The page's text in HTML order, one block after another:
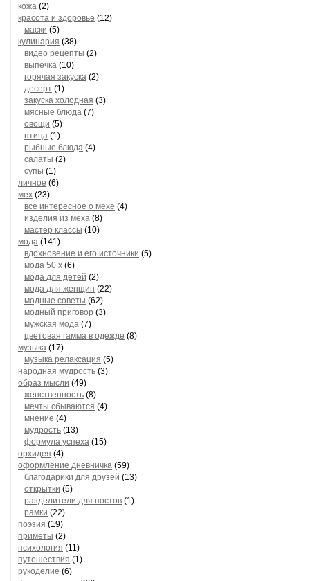
кожа (2)
красота и здоровье (12)
маски (5)
кулинария (38)
видео рецепты (2)
выпечка (10)
горячая закуска (2)
десерт (1)
закуска холодная (3)
мясные блюда (7)
овощи (5)
птица (1)
рыбные блюда (4)
салаты (2)
супы (1)
личное (6)
мех (23)
все интересное о мехе (4)
изделия из меха (8)
мастер классы (10)
мода (141)
вдохновение и его источники (5)
мода 50 х (6)
мода для детей (2)
мода для женщин (22)
модные советы (62)
модный приговор (3)
мужская мода (7)
цветовая гамма в одежде (8)
музыка (17)
музыка релаксация (5)
народная мудрость (3)
образ мысли (49)
женственность (8)
мечты сбываются (4)
мнение (4)
мудрость (13)
формула успеха (15)
орхидея (4)
оформление дневничка (59)
благодарики для друзей (13)
открытки (5)
разделители для постов (1)
рамки (22)
поэзия (19)
приметы (2)
психология (11)
путешествия (1)
рукоделие (6)